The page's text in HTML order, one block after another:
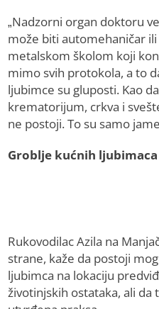
„Nadzorni organ doktoru
može biti automehaničar
metalskom školom koji
mimo svih protokola, a to
ljubimce su gluposti. Kao
krematorijum, crkva i
ne postoji. To su samo
Groblje kućnih ljubimaca
Rukovodilac Azila na
strane, kaže da postoji
ljubimca na lokaciju
životinjskih ostataka, ali da